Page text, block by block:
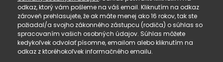
odkaz, ktorý vám pošleme na váš email. Kliknutím na odkaz
zároveň prehlasujete, že ak máte menej ako 16 rokov, tak ste
požiadal/a svojho zákonného zástupcu (rodiča) o súhlas so
spracovaním vašich osobných údajov. Súhlas môžete
kedykoľvek odvolať písomne, emailom alebo kliknutím na
odkaz z ktoréhokoľvek informačného emailu.